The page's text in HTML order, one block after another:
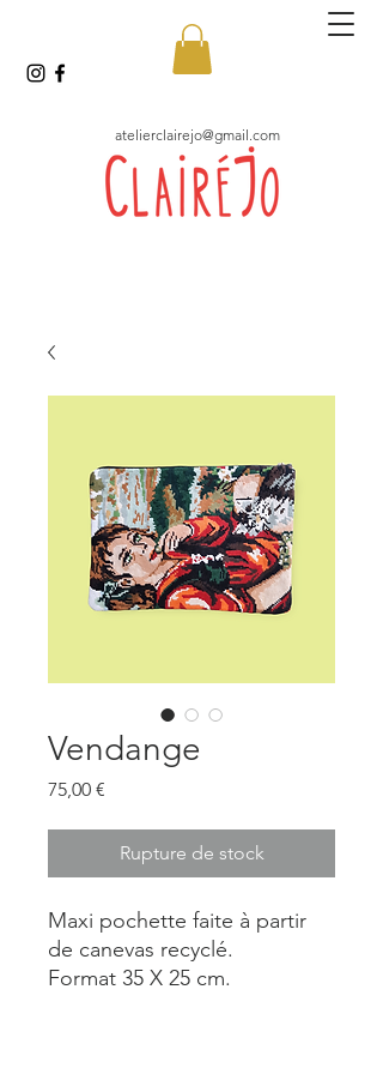
atelierclairejo@gmail.com
Vendange
75,00 €
Rupture de stock
Maxi pochette faite à partir
de canevas recyclé.
Format 35 X 25 cm.